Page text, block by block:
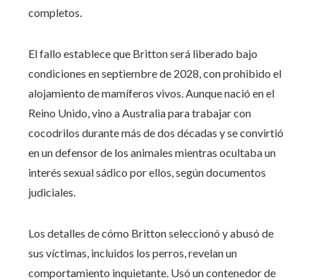
completos.
El fallo establece que Britton será liberado bajo
condiciones en septiembre de 2028, con prohibido el
alojamiento de mamíferos vivos. Aunque nació en el
Reino Unido, vino a Australia para trabajar con
cocodrilos durante más de dos décadas y se convirtió
en un defensor de los animales mientras ocultaba un
interés sexual sádico por ellos, según documentos
judiciales.
Los detalles de cómo Britton seleccionó y abusó de
sus víctimas, incluidos los perros, revelan un
comportamiento inquietante. Usó un contenedor de